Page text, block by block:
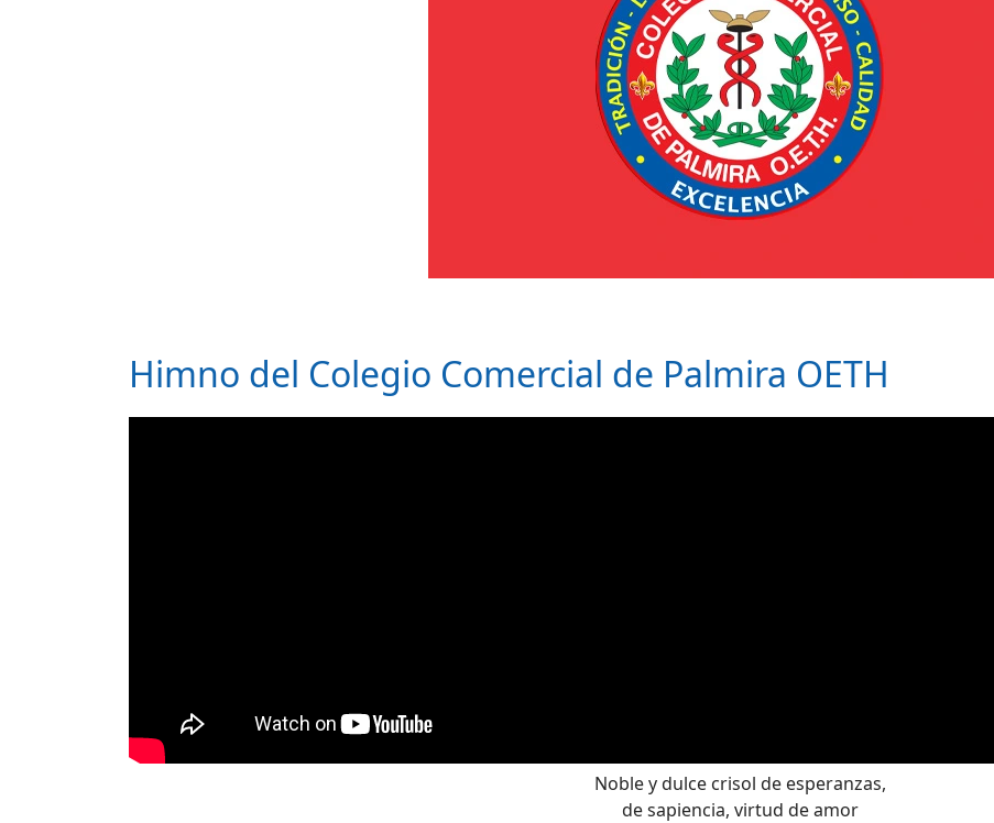
Himno del Colegio Comercial de Palmira OETH
Noble y dulce crisol de esperanzas,
de sapiencia, virtud de amor